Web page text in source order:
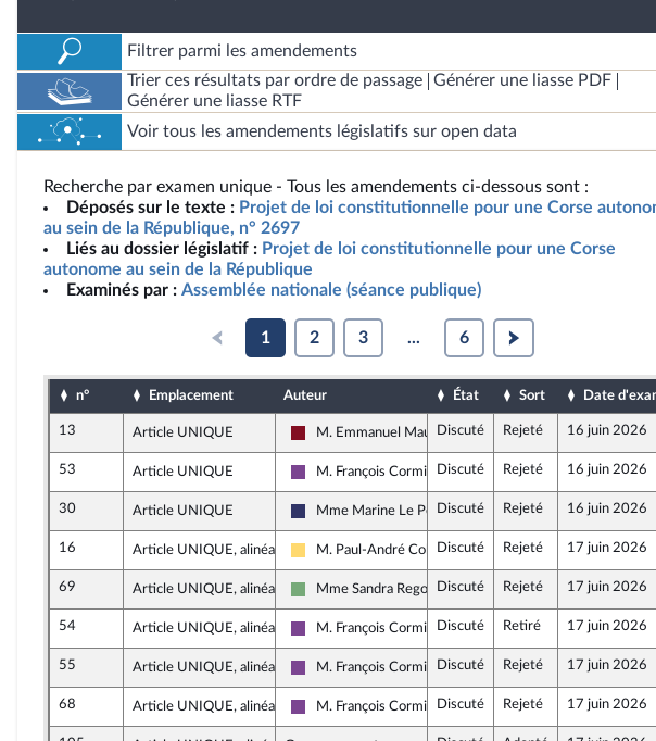
Filtrer parmi les amendements
Trier ces résultats par ordre de passage
Générer une liasse PDF
Générer une liasse RTF
Voir tous les amendements législatifs sur open data
Recherche par examen unique - Tous les amendements ci-dessous sont :
Déposés sur le texte : Projet de loi constitutionnelle pour une Corse
au sein de la République, n° 2697
Liés au dossier législatif : Projet de loi constitutionnelle pour une Corse
autonome au sein de la République
Examinés par : Assemblée nationale (séance publique)
1 2 3 ... 6
n° Emplacement Auteur État Sort Date
13 Article UNIQUE
Gauche Démocrate et Républicaine
M. Emmanuel MaurelDiscuté Rejeté 16 juin 2026
53 Article UNIQUE
Ensemble pour la République
M. François Cormier-Bouligeon
Discuté Rejeté 16 juin 2026
30 Article UNIQUE
Rassemblement National
Mme Marine Le PenDiscuté Rejeté 16 juin 2026
16 Article UNIQUE, alinéa 1
Libertés, Indépendants, Outre-mer et Territoires
M. Paul-André Colombani
Discuté Rejeté 17 juin 2026
69 Article UNIQUE, alinéa 1
Écologiste et Social
Mme Sandra Regol Discuté Rejeté 17 juin 2026
54 Article UNIQUE, alinéa 1
Ensemble pour la République
M. François Cormier-Bouligeon
Discuté Retiré 17 juin 2026
55 Article UNIQUE, alinéa 2
Ensemble pour la République
M. François Cormier-Bouligeon
Discuté Rejeté 17 juin 2026
68 Article UNIQUE, alinéa 2
Ensemble pour la République
M. François Cormier-Bouligeon
Discuté Rejeté 17 juin 2026